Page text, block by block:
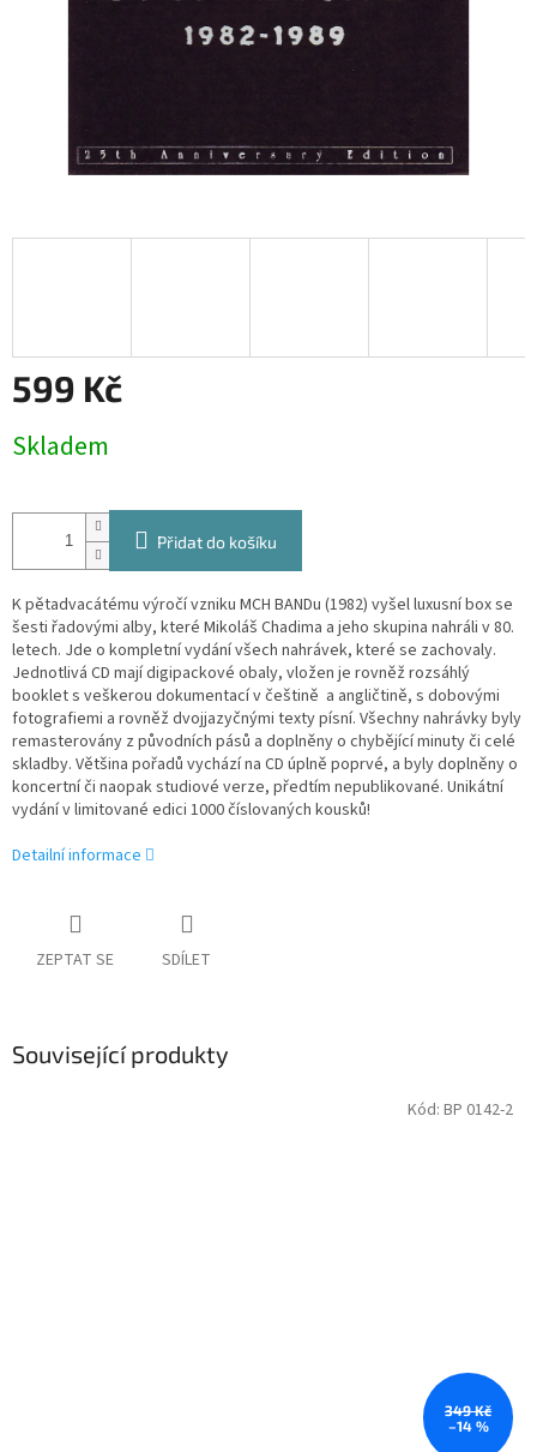
599 Kč
cena:
Skladem
Přidat do košíku
K pětadvacátému výročí vzniku MCH BANDu (1982) vyšel luxusní box se
šesti řadovými alby, které Mikoláš Chadima a jeho skupina nahráli v 80.
letech. Jde o kompletní vydání všech nahrávek, které se zachovaly.
Jednotlivá CD mají digipackové obaly, vložen je rovněž rozsáhlý
booklet s veškerou dokumentací v češtině a angličtině, s dobovými
fotografiemi a rovněž dvojjazyčnými texty písní. Všechny nahrávky byly
remasterovány z původních pásů a doplněny o chybějící minuty či celé
skladby. Většina pořadů vychází na CD úplně poprvé, a byly doplněny o
koncertní či naopak studiové verze, předtím nepublikované. Unikátní
vydání v limitované edici 1000 číslovaných kousků!
Detailní informace
ZEPTAT SE SDÍLET
Související produkty
349 Kč
–14 %
Kód: BP 0142-2